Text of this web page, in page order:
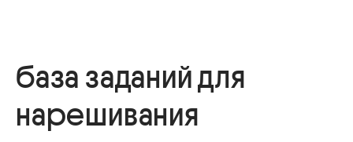
база заданий для
нарешивания